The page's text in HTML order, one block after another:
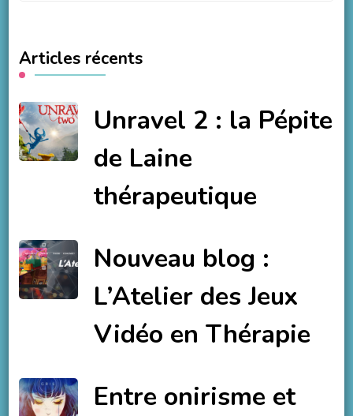
?
Articles récents
Unravel 2 : la Pépite
de Laine
thérapeutique
Nouveau blog :
L’Atelier des Jeux
Vidéo en Thérapie
Entre onirisme et